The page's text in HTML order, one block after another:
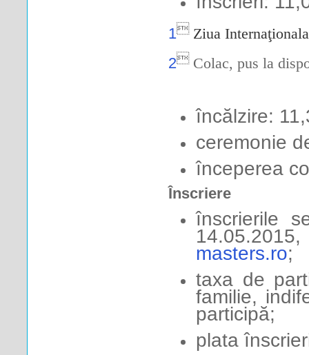
1 Ziua
2 Colac, pus la
încălzire:
ceremonie
începerea
Înscriere
înscrierile
masters.ro;
taxa de
familie,
participă;
plata